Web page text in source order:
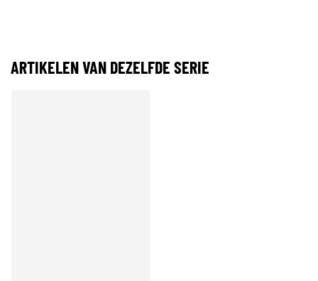
ARTIKELEN VAN DEZELFDE SERIE